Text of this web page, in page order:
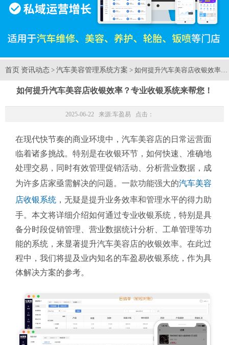
首页 资讯动态 > 汽车美容管理系统方案 > 如何提升汽车美容店收银效率
如何提升汽车美容店收银效率？专业收银系统来帮您！
2025-06-22 来源:车盈易 点击：
在现代快节奏的商业环境中，汽车美容店的日常运营面
临着诸多挑战。特别是在收银环节，如何快速、准确地
处理交易，同时有效管理促销活动、分析营业数据，成
为许多店家亟需解决的问题。一款功能强大的汽车美容
店收银系统 ，无疑是提升业务效率和管理水平的得力助
手。本文将详细介绍如何通过专业收银系统，特别是具
备分时段促销管理、营业数据统计分析、工单管理等功
能的系统，来显著提升汽车美容店的收银效率。在此过
程中，我们将提及业内知名的车盈易收银系统，作为具
体解决方案的参考。